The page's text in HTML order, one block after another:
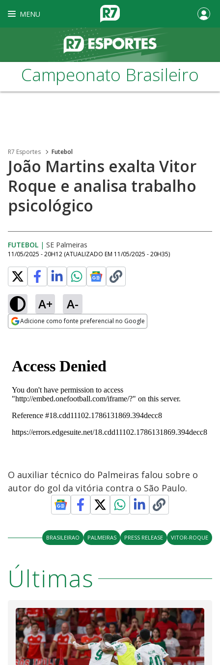
MENU
Campeonato Brasileiro
R7 Esportes Futebol
João Martins exalta Vitor
Roque e analisa trabalho
psicológico
FUTEBOL | SE Palmeiras
11/05/2025 - 20H12 (ATUALIZADO EM 11/05/2025 - 20H35)
A+ A-
Adicione como fonte preferencial no Google
O auxiliar técnico do Palmeiras falou sobre o
autor do gol da vitória contra o São Paulo.
BRASILEIRAO PALMEIRAS PRESS RELEASE VITOR-ROQUE
Últimas